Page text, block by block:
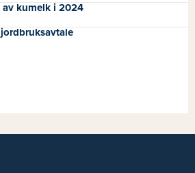
kumelk i 2024